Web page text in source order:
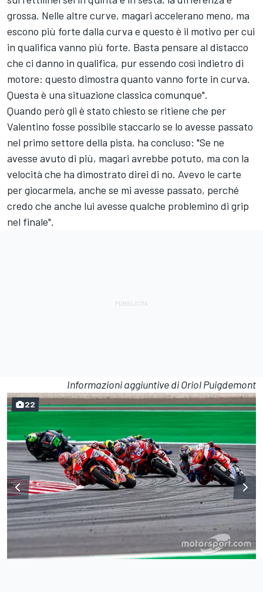
grossa. Nelle altre curve, magari accelerano meno, ma
escono più forte dalla curva e questo è il motivo per cui
in qualifica vanno più forte. Basta pensare al distacco
che ci danno in qualifica, pur essendo così indietro di
motore: questo dimostra quanto vanno forte in curva.
Questa è una situazione classica comunque".
Quando però gli è stato chiesto se ritiene che per
Valentino fosse possibile staccarlo se lo avesse passato
nel primo settore della pista, ha concluso: "Se ne
avesse avuto di più, magari avrebbe potuto, ma con la
velocità che ha dimostrato direi di no. Avevo le carte
per giocarmela, anche se mi avesse passato, perché
credo che anche lui avesse qualche problemino di grip
nel finale".
Informazioni aggiuntive di Oriol Puigdemont
22